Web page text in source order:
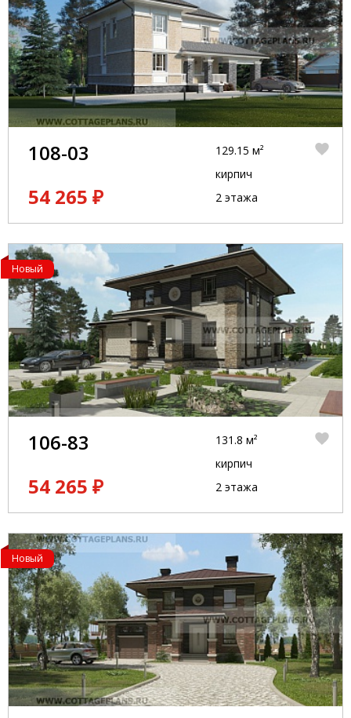
108-03
54 265 ₽
129.15 м²
кирпич
2 этажа
Новый
106-83
54 265 ₽
131.8 м²
кирпич
2 этажа
Новый